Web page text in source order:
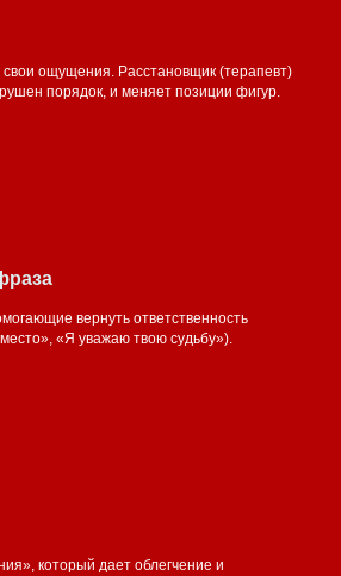
ощущения. Расстановщик (терапевт)
порядок, и меняет позиции фигур.
вернуть ответственность
«Я уважаю твою судьбу»).
который дает облегчение и